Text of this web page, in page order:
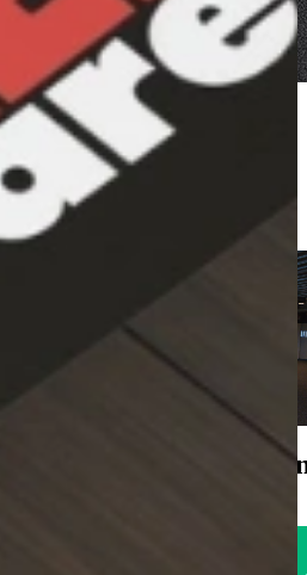
Geld
mega showrooms!
U krijgt het ontwerp en de offerte
de keukens die aansluiten bij uw
van onze opgeleide keuken experts.
klanten geven